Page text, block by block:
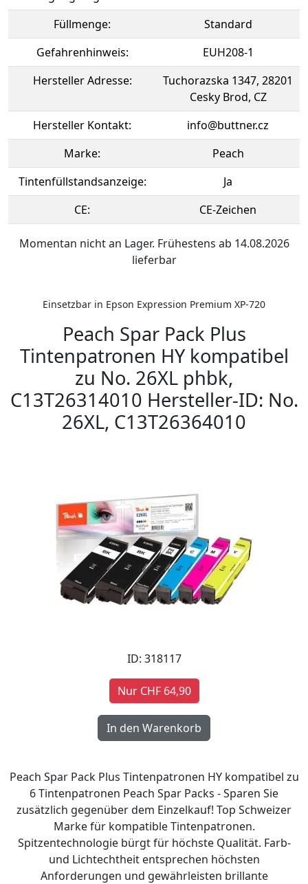
Füllmenge:
Standard
Gefahrenhinweis:
EUH208-1
Hersteller Adresse:
Tuchorazska 1347, 28201
Cesky Brod, CZ
Hersteller Kontakt:
info@buttner.cz
Marke:
Peach
Tintenfüllstandsanzeige:
Ja
CE:
CE-Zeichen
Momentan nicht an Lager. Frühestens ab 14.08.2026
lieferbar
Einsetzbar in Epson Expression Premium XP-720
Peach Spar Pack Plus
Tintenpatronen HY kompatibel
zu No. 26XL phbk,
C13T26314010 Hersteller-ID: No.
26XL, C13T26364010
ID: 318117
Nur CHF 64,90
Peach Spar Pack Plus Tintenpatronen HY kompatibel zu
6 Tintenpatronen Peach Spar Packs - Sparen Sie
zusätzlich gegenüber dem Einzelkauf! Top Schweizer
Marke für kompatible Tintenpatronen.
Spitzentechnologie bürgt für höchste Qualität. Farb-
und Lichtechtheit entsprechen höchsten
Anforderungen und gewährleisten brillante